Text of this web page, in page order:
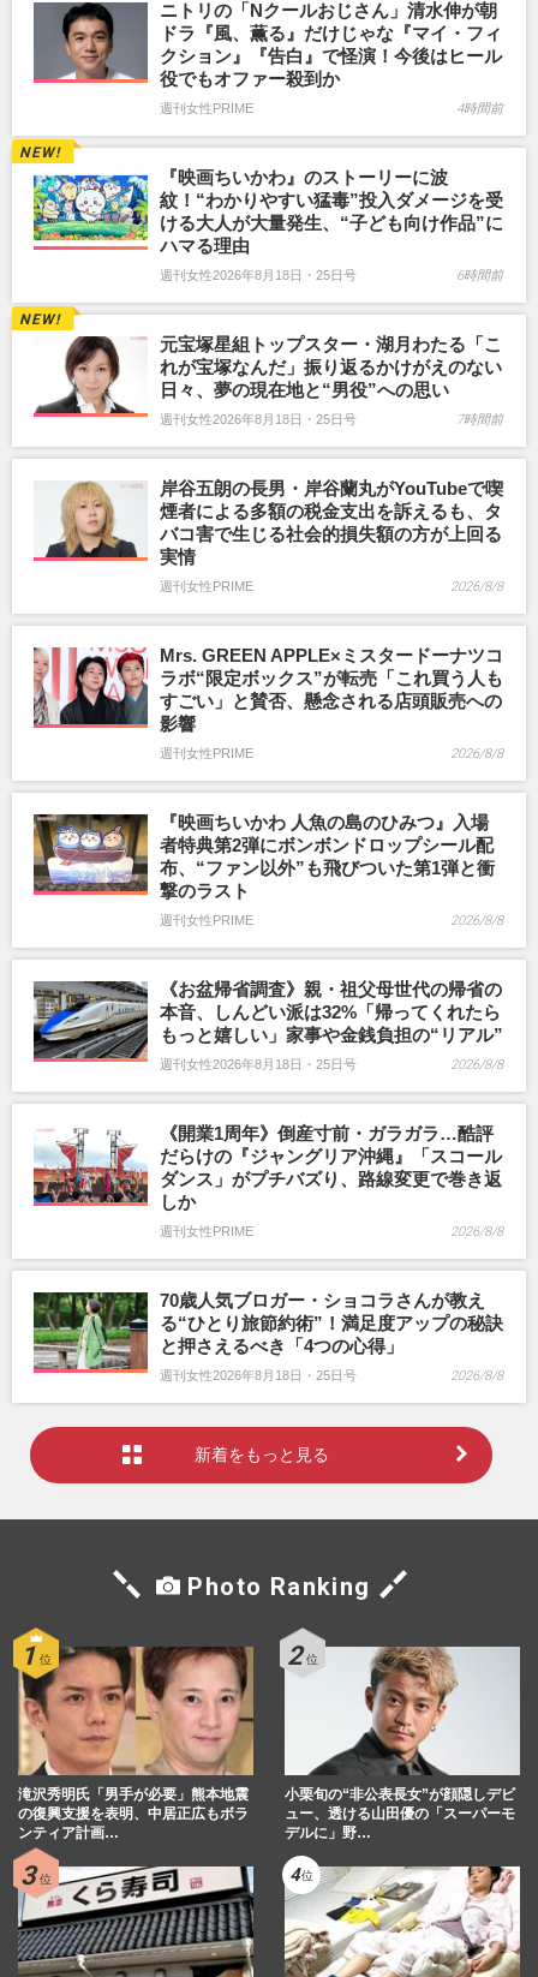
ニトリの「Nクールおじさん」清水伸が朝
ドラ『風、薫る』だけじゃな『マイ・フィ
クション』『告白』で怪演！今後はヒール
役でもオファー殺到か
週刊女性PRIME 4時間前
『映画ちいかわ』のストーリーに波
紋！“わかりやすい猛毒”投入ダメージを受
ける大人が大量発生、“子ども向け作品”に
ハマる理由
週刊女性2026年8月18日・25日号 6時間前
元宝塚星組トップスター・湖月わたる「こ
れが宝塚なんだ」振り返るかけがえのない
日々、夢の現在地と“男役”への思い
週刊女性2026年8月18日・25日号 7時間前
岸谷五朗の長男・岸谷蘭丸がYouTubeで喫
煙者による多額の税金支出を訴えるも、タ
バコ害で生じる社会的損失額の方が上回る
実情
週刊女性PRIME 2026/8/8
Mrs. GREEN APPLE×ミスタードーナツコ
ラボ“限定ボックス”が転売「これ買う人も
すごい」と賛否、懸念される店頭販売への
影響
週刊女性PRIME 2026/8/8
『映画ちいかわ 人魚の島のひみつ』入場
者特典第2弾にボンボンドロップシール配
布、“ファン以外”も飛びついた第1弾と衝
撃のラスト
週刊女性PRIME 2026/8/8
《お盆帰省調査》親・祖父母世代の帰省の
本音、しんどい派は32%「帰ってくれたら
もっと嬉しい」家事や金銭負担の“リアル”
週刊女性2026年8月18日・25日号 2026/8/8
《開業1周年》倒産寸前・ガラガラ…酷評
だらけの『ジャングリア沖縄』「スコール
ダンス」がプチバズり、路線変更で巻き返
しか
週刊女性PRIME 2026/8/8
70歳人気ブロガー・ショコラさんが教え
る“ひとり旅節約術”！満足度アップの秘訣
と押さえるべき「4つの心得」
週刊女性2026年8月18日・25日号 2026/8/8
新着をもっと見る
Photo Ranking
滝沢秀明氏「男手が必要」熊本地震
の復興支援を表明、中居正広もボラ
ンティア計画…
小栗旬の“非公表長女”が顔隠しデビ
ュー、透ける山田優の「スーパーモ
デルに」野…